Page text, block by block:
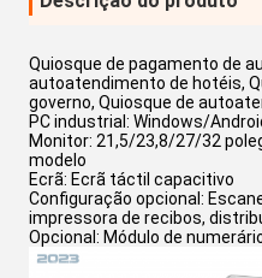
Quiosque de pagamento de
autoatendimento de hotéis,
governo, Quiosque de
PC industrial: Windows/
Monitor: 21,5/23,8/27/32
modelo
Ecrã: Ecrã táctil capacitivo
Configuração opcional:
impressora de recibos,
Opcional: Módulo de